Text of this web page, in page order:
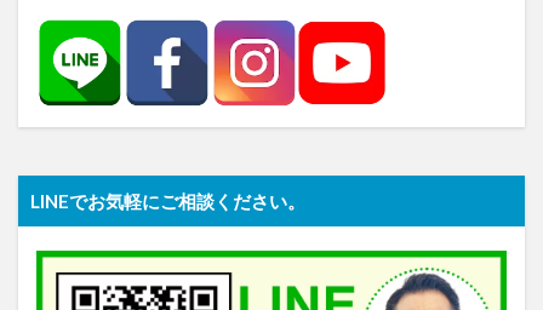
LINEでお気軽にご相談ください。